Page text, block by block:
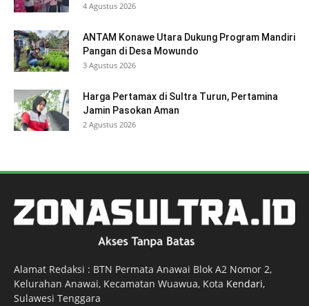
4 Agustus 2026
ANTAM Konawe Utara Dukung Program Mandiri
Pangan di Desa Mowundo
3 Agustus 2026
Harga Pertamax di Sultra Turun, Pertamina
Jamin Pasokan Aman
2 Agustus 2026
Alamat Redaksi : BTN Permata Anawai Blok A2 Nomor 2,
Kelurahan Anawai, Kecamatan Wuawua, Kota Kendari,
Sulawesi Tenggara